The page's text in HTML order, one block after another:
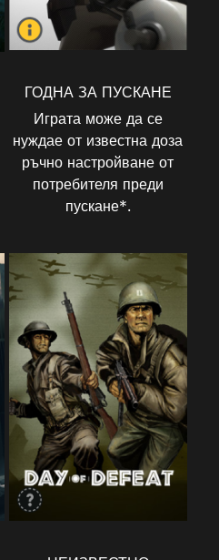
ГОДНА ЗА ПУСКАНЕ
Играта може да се
нуждае от известна доза
ръчно настройване от
потребителя преди
пускане*.